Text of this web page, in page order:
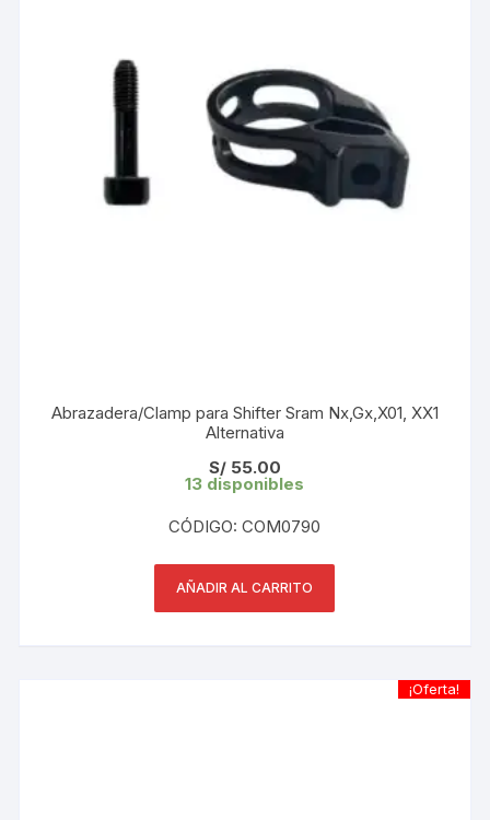
Abrazadera/Clamp para Shifter Sram Nx,Gx,X01, XX1
Alternativa
S/55.00
13 disponibles
CÓDIGO: COM0790
AÑADIR AL CARRITO
¡Oferta!